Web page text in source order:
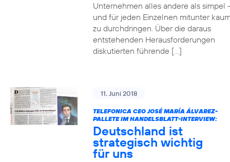
Unternehmen alles andere als simpel
und für jeden Einzelnen mitunter
zu durchdringen. Über die daraus
entstehenden Herausforderungen
diskutierten führende […]
11. Juni 2018
TELEFONICA CEO JOSÉ MARÍA ÁLVAREZ-
PALLETE IM HANDELSBLATT-INTERVIEW:
Deutschland ist
strategisch wichtig
für uns